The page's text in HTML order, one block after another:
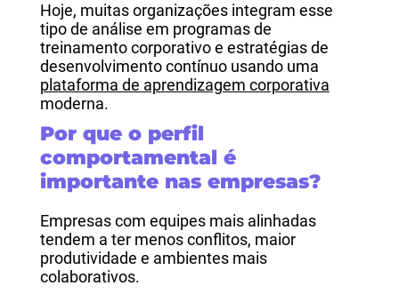
Hoje, muitas organizações integram esse
tipo de análise em programas de
treinamento corporativo e estratégias de
desenvolvimento contínuo usando uma
plataforma de aprendizagem corporativa
moderna.
Por que o perfil
comportamental é
importante nas empresas?
Empresas com equipes mais alinhadas
tendem a ter menos conflitos, maior
produtividade e ambientes mais
colaborativos.